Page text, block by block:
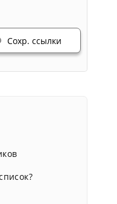
Сохр. ссылки